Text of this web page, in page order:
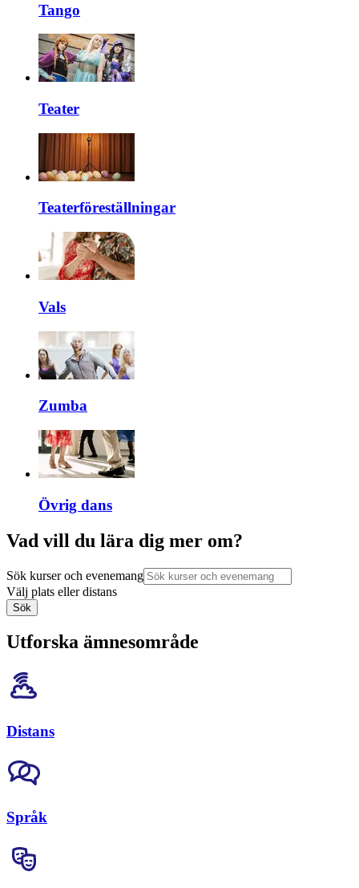
Tango
Teater
Teaterföreställningar
Vals
Zumba
Övrig dans
Vad vill du lära dig mer om?
Sök kurser och evenemang
Välj plats eller distans
Sök
Utforska ämnesområde
Distans
Språk